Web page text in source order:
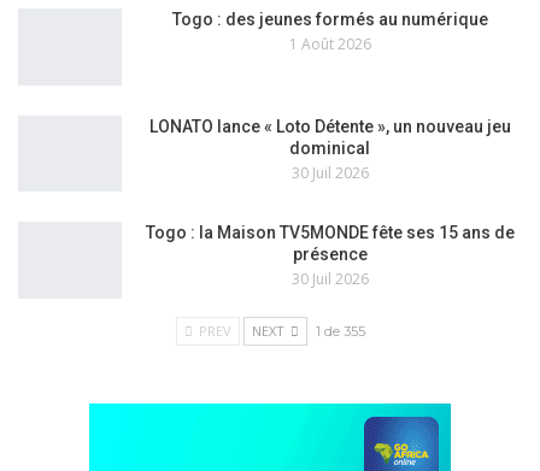
Togo : des jeunes formés au numérique
1 Août 2026
LONATO lance « Loto Détente », un nouveau jeu
dominical
30 Juil 2026
Togo : la Maison TV5MONDE fête ses 15 ans de
présence
30 Juil 2026
PREV NEXT 1 de 355